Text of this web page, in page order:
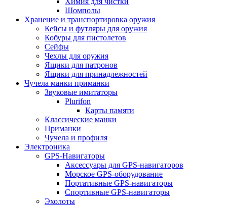
Шомполы
Хранение и транспортировка оружия
Кейсы и футляры для оружия
Кобуры для пистолетов
Сейфы
Чехлы для оружия
Ящики для патронов
Ящики для принадлежностей
Чучела манки приманки
Звуковые имитаторы
Plurifon
Карты памяти
Классические манки
Приманки
Чучела и профиля
Электроника
GPS-Навигаторы
Аксессуары для GPS-навигаторов
Морское GPS-оборудование
Портативные GPS-навигаторы
Спортивные GPS-навигаторы
Эхолоты